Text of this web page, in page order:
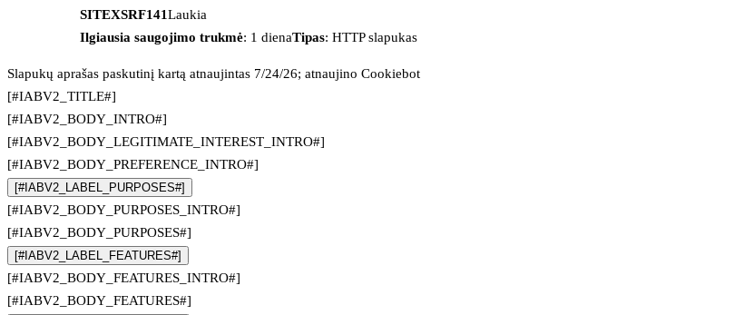
SITEXSRF141Laukia
Ilgiausia saugojimo trukmė: 1 dienaTipas: HTTP slapukas
Slapukų aprašas paskutinį kartą atnaujintas 7/24/26; atnaujino Cookiebot
[#IABV2_TITLE#]
[#IABV2_BODY_INTRO#]
[#IABV2_BODY_LEGITIMATE_INTEREST_INTRO#]
[#IABV2_BODY_PREFERENCE_INTRO#]
[#IABV2_LABEL_PURPOSES#]
[#IABV2_BODY_PURPOSES_INTRO#]
[#IABV2_BODY_PURPOSES#]
[#IABV2_LABEL_FEATURES#]
[#IABV2_BODY_FEATURES_INTRO#]
[#IABV2_BODY_FEATURES#]